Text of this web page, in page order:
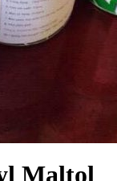
Maltol